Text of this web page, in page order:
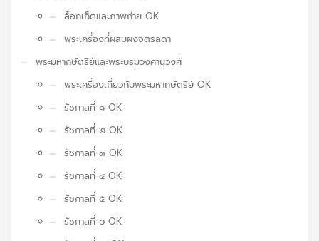
ล็อกเก็ตและภาพถ่าย OK
พระเครื่องที่ผสมผงจิตรลดา
พระมหากษัตริย์และพระบรมวงศานุวงศ์
พระเครื่องเกี่ยวกับพระมหากษัตริย์ OK
รัชกาลที่ ๑ OK
รัชกาลที่ ๒ OK
รัชกาลที่ ๓ OK
รัชกาลที่ ๔ OK
รัชกาลที่ ๕ OK
รัชกาลที่ ๖ OK